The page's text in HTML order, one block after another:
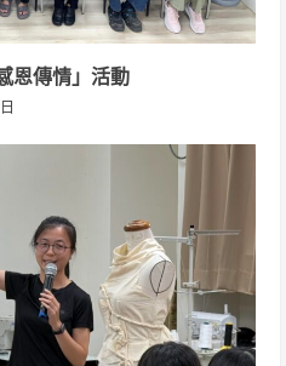
恩傳情」活動